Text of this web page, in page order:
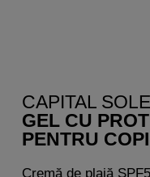
CAPITAL
GEL CU
PENTRU
Cremă de plajă